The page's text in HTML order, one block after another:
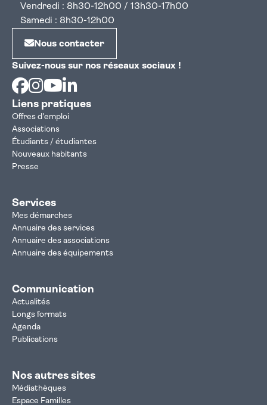
Vendredi : 8h30-12h00 / 13h30-17h00
Samedi : 8h30-12h00
Nous contacter
Suivez-nous sur nos réseaux sociaux !
Facebook
Instagram
Youtube
Liens pratiques
Offres d'emploi
Associations
Étudiants / étudiantes
Nouveaux habitants
Presse
Services
Mes démarches
Annuaire des services
Annuaire des associations
Annuaire des équipements
Communication
Actualités
Longs formats
Agenda
Publications
Nos autres sites
Médiathèques
Espace Familles